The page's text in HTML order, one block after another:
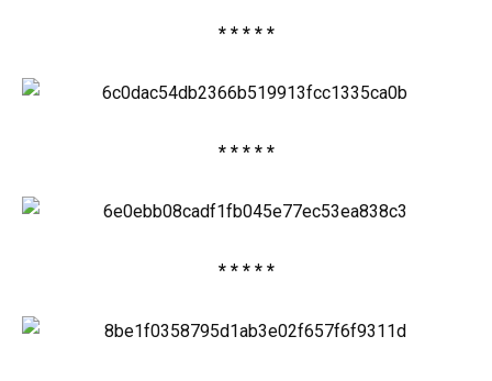
* * * * *
* * * * *
* * * * *